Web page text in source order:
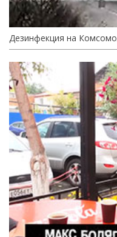
Дезинфекция на